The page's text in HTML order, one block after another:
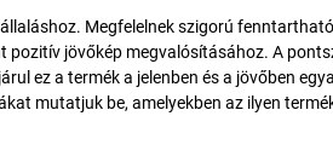
Megfelelnek szigorú
pozitív jövőkép megvalósításához. A
ez a termék a jelenben és a jövőben
mutatjuk be, amelyekben az ilyen